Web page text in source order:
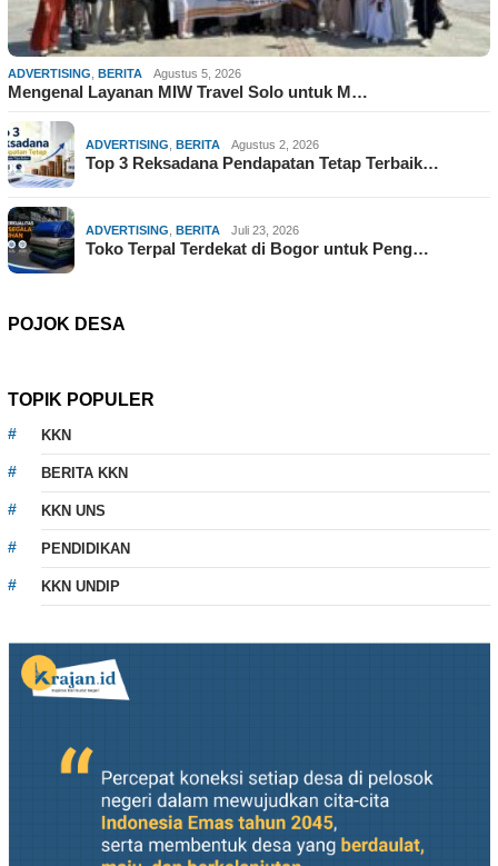
ADVERTISING, BERITA Agustus 5, 2026
Mengenal Layanan MIW Travel Solo untuk M…
ADVERTISING, BERITA Agustus 2, 2026
Top 3 Reksadana Pendapatan Tetap Terbaik…
ADVERTISING, BERITA Juli 23, 2026
Toko Terpal Terdekat di Bogor untuk Peng…
POJOK DESA
TOPIK POPULER
KKN
BERITA KKN
KKN UNS
PENDIDIKAN
KKN UNDIP